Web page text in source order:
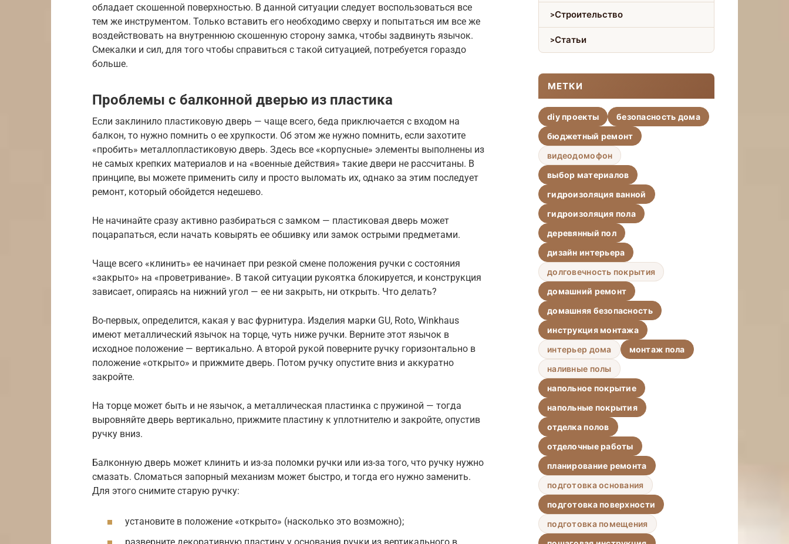
обладает скошенной поверхностью. В данной ситуации следует воспользоваться все
тем же инструментом. Только вставить его необходимо сверху и попытаться им все же
воздействовать на внутреннюю скошенную сторону замка, чтобы задвинуть язычок.
Смекалки и сил, для того чтобы справиться с такой ситуацией, потребуется гораздо
больше.
Проблемы с балконной дверью из пластика
Если заклинило пластиковую дверь — чаще всего, беда приключается с входом на
балкон, то нужно помнить о ее хрупкости. Об этом же нужно помнить, если захотите
«пробить» металлопластиковую дверь. Здесь все «корпусные» элементы выполнены из
не самых крепких материалов и на «военные действия» такие двери не рассчитаны. В
принципе, вы можете применить силу и просто выломать их, однако за этим последует
ремонт, который обойдется недешево.
Не начинайте сразу активно разбираться с замком — пластиковая дверь может
поцарапаться, если начать ковырять ее обшивку или замок острыми предметами.
Чаще всего «клинить» ее начинает при резкой смене положения ручки с состояния
«закрыто» на «проветривание». В такой ситуации рукоятка блокируется, и конструкция
зависает, опираясь на нижний угол — ее ни закрыть, ни открыть. Что делать?
Во-первых, определится, какая у вас фурнитура. Изделия марки GU, Roto, Winkhaus
имеют металлический язычок на торце, чуть ниже ручки. Верните этот язычок в
исходное положение — вертикально. А второй рукой поверните ручку горизонтально в
положение «открыто» и прижмите дверь. Потом ручку опустите вниз и аккуратно
закройте.
На торце может быть и не язычок, а металлическая пластинка с пружиной — тогда
выровняйте дверь вертикально, прижмите пластину к уплотнителю и закройте, опустив
ручку вниз.
Балконную дверь может клинить и из-за поломки ручки или из-за того, что ручку нужно
смазать. Сломаться запорный механизм может быстро, и тогда его нужно заменить.
Для этого снимите старую ручку:
установите в положение «открыто» (насколько это возможно);
Строительство
Статьи
МЕТКИ
diy проекты
безопасность дома
бюджетный ремонт
видеодомофон
выбор материалов
гидроизоляция ванной
гидроизоляция пола
деревянный пол
дизайн интерьера
долговечность покрытия
домашний ремонт
домашняя безопасность
инструкция монтажа
интерьер дома
монтаж пола
наливные полы
напольное покрытие
напольные покрытия
отделка полов
отделочные работы
планирование ремонта
подготовка основания
подготовка поверхности
подготовка помещения